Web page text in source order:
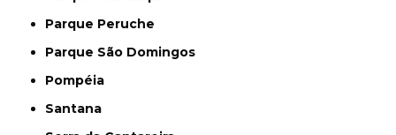
Parque Peruche
Parque São Domingos
Pompéia
Santana